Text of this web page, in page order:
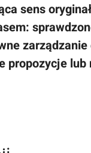
sens
propozycje